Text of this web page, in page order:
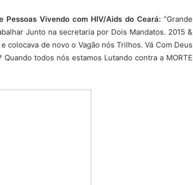
Pessoas Vivendo com HIV/Aids do Ceará: “Grande
Junto na secretaria por Dois Mandatos. 2015 &
colocava de novo o Vagão nós Trilhos. Vá Com Deus
todos nós estamos Lutando contra a MORTE